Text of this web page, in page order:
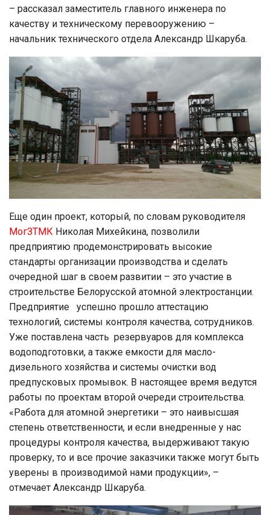
– рассказал заместитель главного инженера по
качеству и техническому перевооружению –
начальник технического отдела Александр Шкаруба.
Еще один проект, который, по словам руководителя
МогЗТМК Николая Михейкина, позволили
предприятию продемонстрировать высокие
стандарты организации производства и сделать
очередной шаг в своем развитии – это участие в
строительстве Белорусской атомной электростанции.
Предприятие успешно прошло аттестацию
технологий, системы контроля качества, сотрудников.
Уже поставлена часть резервуаров для комплекса
водоподготовки, а также емкости для масло-
дизельного хозяйства и системы очистки вод
предпусковых промывок. В настоящее время ведутся
работы по проектам второй очереди строительства.
«Работа для атомной энергетики – это наивысшая
степень ответственности, и если внедренные у нас
процедуры контроля качества, выдерживают такую
проверку, то и все прочие заказчики также могут быть
уверены в производимой нами продукции», –
отмечает Александр Шкаруба.